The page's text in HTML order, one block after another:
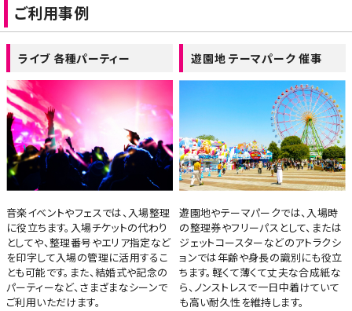
ご利用事例
ライブ 各種パーティー
音楽イベントやフェスでは、入場整理
に役立ちます。入場チケットの代わり
としてや、整理番号やエリア指定など
を印字して入場の管理に活用するこ
とも可能です。また、結婚式や記念の
パーティーなど、さまざまなシーンで
ご利用いただけます。
遊園地 テーマパーク 催事
遊園地やテーマパークでは、入場時
の整理券やフリーパスとして、または
ジェットコースターなどのアトラクシ
ョンでは年齢や身長の識別にも役立
ちます。軽くて薄くて丈夫な合成紙な
ら、ノンストレスで一日中着けていて
も高い耐久性を維持します。